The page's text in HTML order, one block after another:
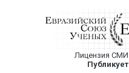
Лицензия